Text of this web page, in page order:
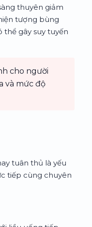
thuyên giảm
tượng bùng
gây suy tuyến
cho người
và mức độ
tuân thủ là yếu
tiếp cùng chuyên